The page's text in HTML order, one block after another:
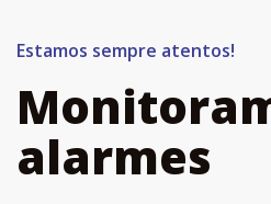
Estamos sempre atentos!
alarmes